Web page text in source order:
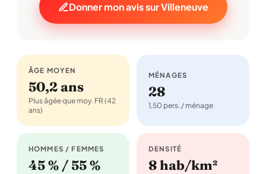
Donner mon avis sur Villeneuve
ÂGE MOYEN
50,2 ans
Plus âgée que moy. FR (42
ans)
MÉNAGES
28
1,50 pers. / ménage
HOMMES / FEMMES
45 % / 55 %
DENSITÉ
8 hab/km²